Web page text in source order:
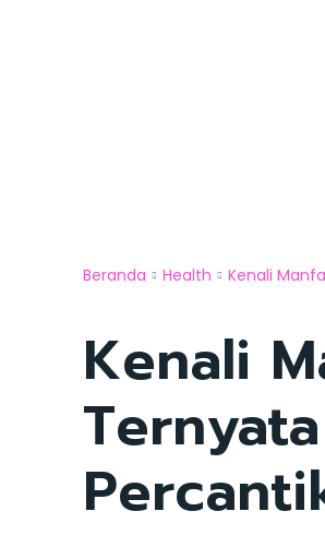
Beranda Health Kenali
Kenali